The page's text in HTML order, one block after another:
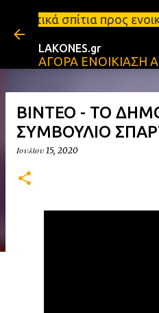
Μετάβαση στο
ενοικίαση στη
LAKONES.gr
ΑΓΟΡΑ ΕΝΟΙΚΙΑΣΗ
ΒΙΝΤΕΟ - ΤΟ
ΣΥΜΒΟΥΛΙΟ
Ιουλίου 15, 2020